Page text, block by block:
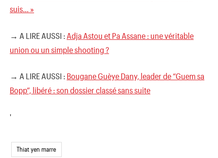
suis… »
→ A LIRE AUSSI : Adja Astou et Pa Assane : une véritable
union ou un simple shooting ?
→ A LIRE AUSSI : Bougane Guèye Dany, leader de “Guem sa
Bopp”, libéré : son dossier classé sans suite
'
Thiat yen marre